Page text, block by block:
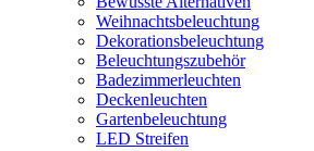
Weihnachtsbeleuchtung
Dekorationsbeleuchtung
Beleuchtungszubehör
Badezimmerleuchten
Deckenleuchten
Gartenbeleuchtung
LED Streifen